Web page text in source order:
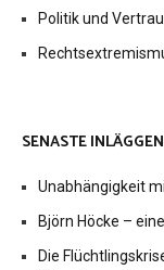
Politik und
SENASTE INLÄGGEN
Unabhängigkeit
Björn Höcke –
Die